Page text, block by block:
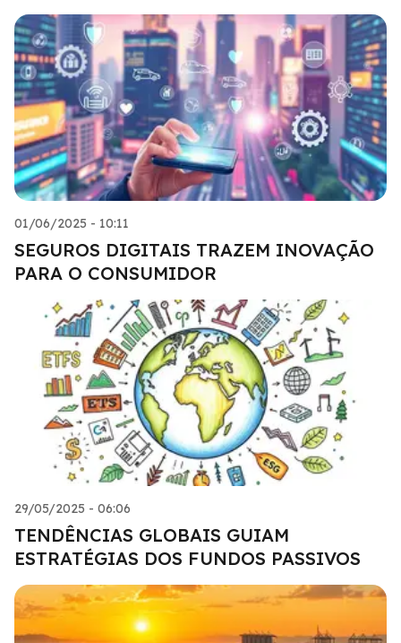
01/06/2025 - 10:11
SEGUROS DIGITAIS TRAZEM INOVAÇÃO
PARA O CONSUMIDOR
29/05/2025 - 06:06
TENDÊNCIAS GLOBAIS GUIAM
ESTRATÉGIAS DOS FUNDOS PASSIVOS